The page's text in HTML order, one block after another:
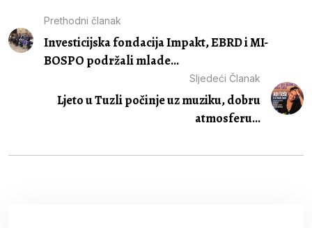
Prethodni članak
Investicijska fondacija Impakt, EBRD i MI-
BOSPO podržali mlade...
Sljedeći Članak
Ljeto u Tuzli počinje uz muziku, dobru
atmosferu...